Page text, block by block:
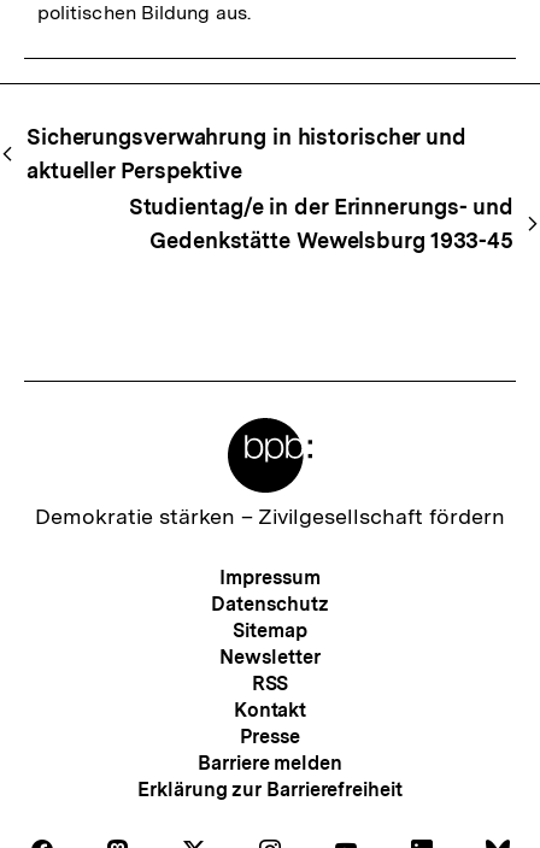
politischen Bildung aus.
Begriffsnavigation
Content-
Navigation
Sicherungsverwahrung in historischer und
aktueller Perspektive
Studientag/e in der Erinnerungs- und
Gedenkstätte Wewelsburg 1933-45
Zur
Demokratie stärken – Zivilgesellschaft fördern
Meta-
Navigation
Impressum
Datenschutz
Sitemap
Newsletter
RSS
Kontakt
Presse
Barriere melden
Erklärung zur Barrierefreiheit